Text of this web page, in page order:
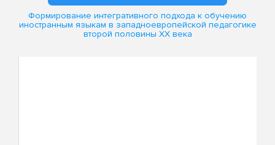
Формирование интегративного подхода к обучению
иностранным языкам в западноевропейской педагогике
второй половины XX века